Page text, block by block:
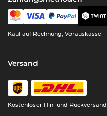
Kauf auf Rechnung, Vorauskasse
Versand
Kostenloser Hin- und Rückversand